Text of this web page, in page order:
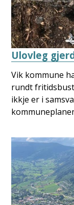
Ulovleg
Vik kommune
rundt
ikkje er i